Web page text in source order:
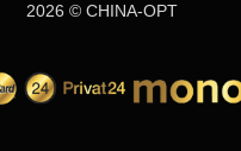
2026 © CHINA-OPT